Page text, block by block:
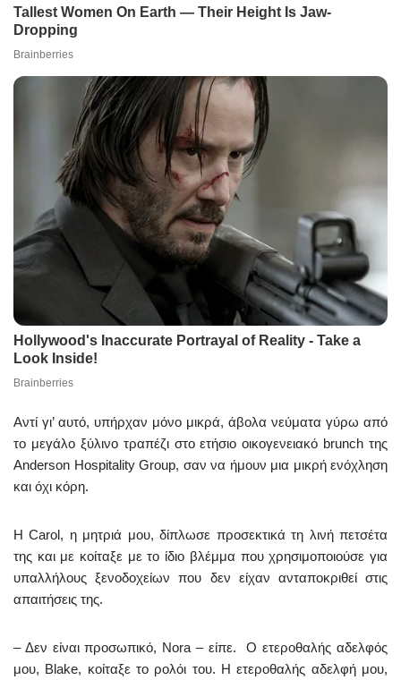
Αντί γι’ αυτό, υπήρχαν μόνο μικρά, άβολα νεύματα γύρω από
το μεγάλο ξύλινο τραπέζι στο ετήσιο οικογενειακό brunch της
Anderson Hospitality Group, σαν να ήμουν μια μικρή ενόχληση
και όχι κόρη.
Η Carol, η μητριά μου, δίπλωσε προσεκτικά τη λινή πετσέτα
της και με κοίταξε με το ίδιο βλέμμα που χρησιμοποιούσε για
υπαλλήλους ξενοδοχείων που δεν είχαν ανταποκριθεί στις
απαιτήσεις της.
– Δεν είναι προσωπικό, Nora – είπε. Ο ετεροθαλής αδελφός
μου, Blake, κοίταξε το ρολόι του. Η ετεροθαλής αδελφή μου,